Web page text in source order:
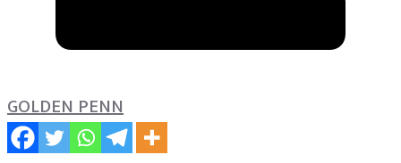
GOLDEN PENN